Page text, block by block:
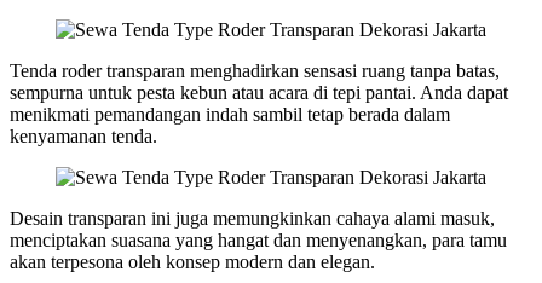
Tenda roder transparan menghadirkan sensasi ruang tanpa batas,
sempurna untuk pesta kebun atau acara di tepi pantai. Anda dapat
menikmati pemandangan indah sambil tetap berada dalam
kenyamanan tenda.
Desain transparan ini juga memungkinkan cahaya alami masuk,
menciptakan suasana yang hangat dan menyenangkan, para tamu
akan terpesona oleh konsep modern dan elegan.